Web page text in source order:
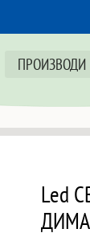
ПРОИЗВОДИ
Led